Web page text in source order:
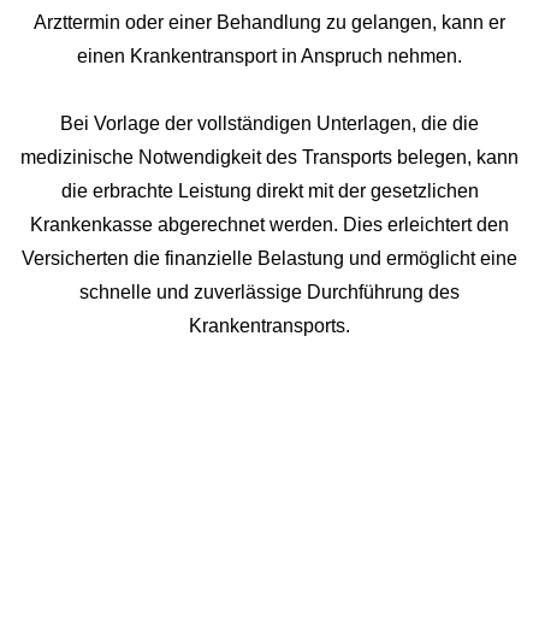
Arzttermin oder einer Behandlung zu gelangen, kann er
einen Krankentransport in Anspruch nehmen.
Bei Vorlage der vollständigen Unterlagen, die die
medizinische Notwendigkeit des Transports belegen, kann
die erbrachte Leistung direkt mit der gesetzlichen
Krankenkasse abgerechnet werden. Dies erleichtert den
Versicherten die finanzielle Belastung und ermöglicht eine
schnelle und zuverlässige Durchführung des
Krankentransports.